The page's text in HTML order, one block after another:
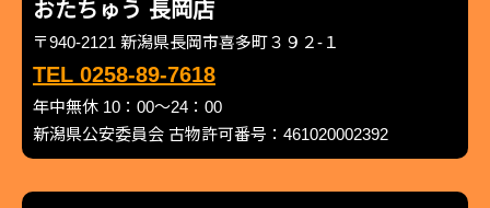
おたちゅう 長岡店
〒940-2121 新潟県長岡市喜多町３９２-１
TEL 0258-89-7618
年中無休 10：00～24：00
新潟県公安委員会 古物許可番号：461020002392